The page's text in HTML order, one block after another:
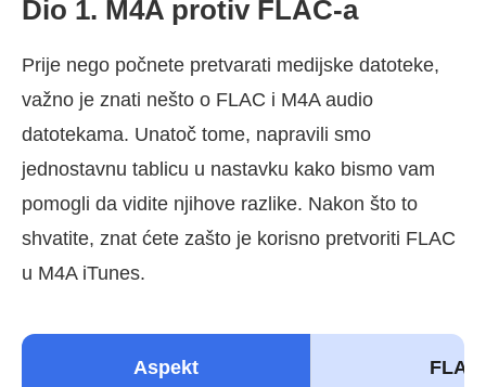
Dio 1. M4A protiv FLAC-a
Prije nego počnete pretvarati medijske datoteke,
važno je znati nešto o FLAC i M4A audio
datotekama. Unatoč tome, napravili smo
jednostavnu tablicu u nastavku kako bismo vam
pomogli da vidite njihove razlike. Nakon što to
shvatite, znat ćete zašto je korisno pretvoriti FLAC
u M4A iTunes.
Aspekt FLAC